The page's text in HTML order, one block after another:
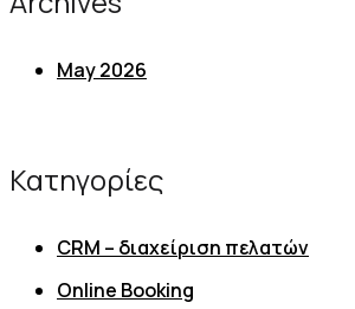
May 2026
Κατηγορίες
CRM – διαχείριση πελατών
Online Booking